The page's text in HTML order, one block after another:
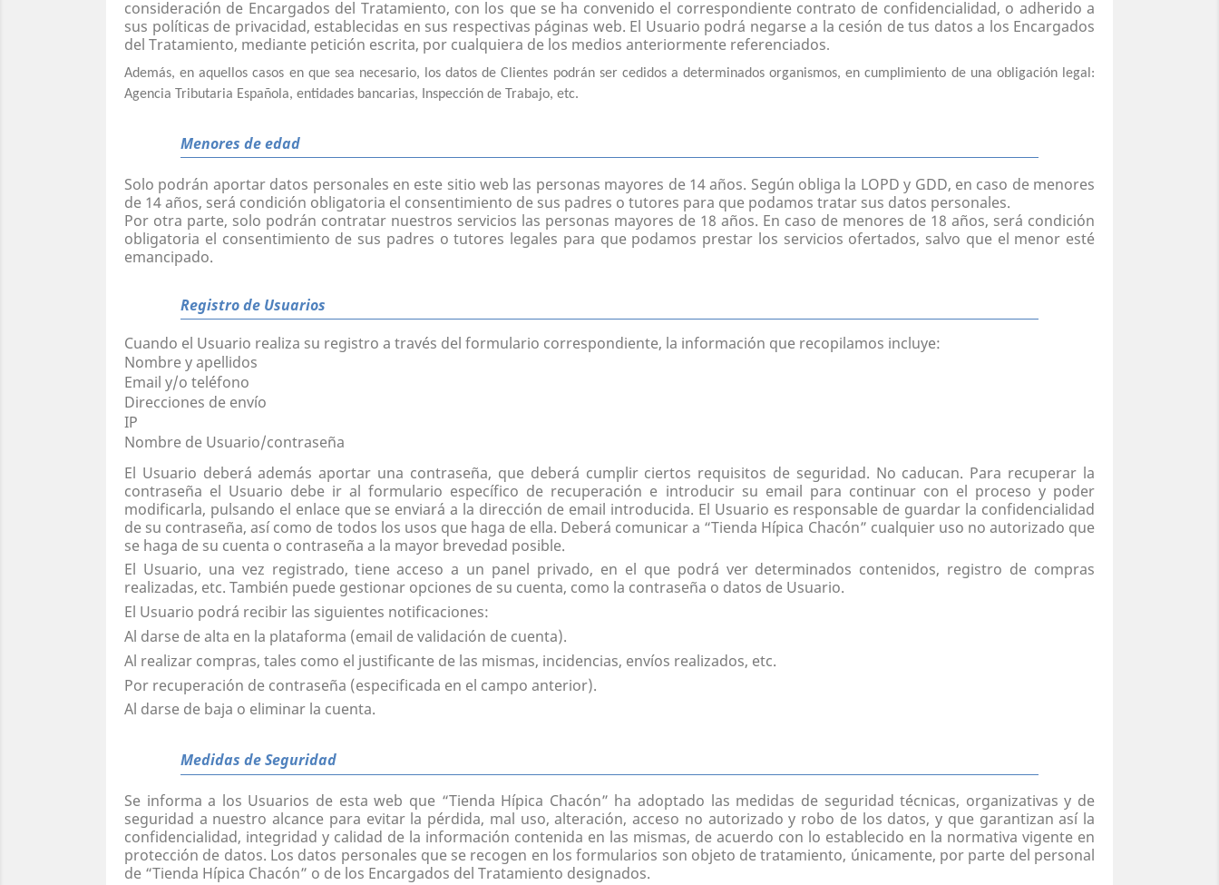
consideración de Encargados del Tratamiento, con los que se ha convenido el correspondiente contrato de confidencialidad, o adherido a
sus políticas de privacidad, establecidas en sus respectivas páginas web. El Usuario podrá negarse a la cesión de tus datos a los Encargados
del Tratamiento, mediante petición escrita, por cualquiera de los medios anteriormente referenciados.
Además, en aquellos casos en que sea necesario, los datos de Clientes podrán ser cedidos a determinados organismos, en cumplimiento de una obligación legal:
Agencia Tributaria Española, entidades bancarias, Inspección de Trabajo, etc.
Menores de edad
Solo podrán aportar datos personales en este sitio web las personas mayores de 14 años. Según obliga la LOPD y GDD, en caso de menores
de 14 años, será condición obligatoria el consentimiento de sus padres o tutores para que podamos tratar sus datos personales.
Por otra parte, solo podrán contratar nuestros servicios las personas mayores de 18 años. En caso de menores de 18 años, será condición
obligatoria el consentimiento de sus padres o tutores legales para que podamos prestar los servicios ofertados, salvo que el menor esté
emancipado.
Registro de Usuarios
Cuando el Usuario realiza su registro a través del formulario correspondiente, la información que recopilamos incluye:
Nombre y apellidos
Email y/o teléfono
Direcciones de envío
IP
Nombre de Usuario/contraseña
El Usuario deberá además aportar una contraseña, que deberá cumplir ciertos requisitos de seguridad. No caducan. Para recuperar la
contraseña el Usuario debe ir al formulario específico de recuperación e introducir su email para continuar con el proceso y poder
modificarla, pulsando el enlace que se enviará a la dirección de email introducida. El Usuario es responsable de guardar la confidencialidad
de su contraseña, así como de todos los usos que haga de ella. Deberá comunicar a “Tienda Hípica Chacón” cualquier uso no autorizado que
se haga de su cuenta o contraseña a la mayor brevedad posible.
El Usuario, una vez registrado, tiene acceso a un panel privado, en el que podrá ver determinados contenidos, registro de compras
realizadas, etc. También puede gestionar opciones de su cuenta, como la contraseña o datos de Usuario.
El Usuario podrá recibir las siguientes notificaciones:
Al darse de alta en la plataforma (email de validación de cuenta).
Al realizar compras, tales como el justificante de las mismas, incidencias, envíos realizados, etc.
Por recuperación de contraseña (especificada en el campo anterior).
Al darse de baja o eliminar la cuenta.
Medidas de Seguridad
Se informa a los Usuarios de esta web que “Tienda Hípica Chacón” ha adoptado las medidas de seguridad técnicas, organizativas y de
seguridad a nuestro alcance para evitar la pérdida, mal uso, alteración, acceso no autorizado y robo de los datos, y que garantizan así la
confidencialidad, integridad y calidad de la información contenida en las mismas, de acuerdo con lo establecido en la normativa vigente en
protección de datos. Los datos personales que se recogen en los formularios son objeto de tratamiento, únicamente, por parte del personal
de “Tienda Hípica Chacón” o de los Encargados del Tratamiento designados.